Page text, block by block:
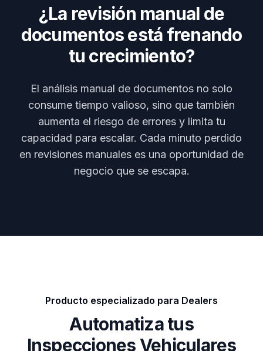
¿La revisión manual de
documentos está frenando
tu crecimiento?
El análisis manual de documentos no solo
consume tiempo valioso, sino que también
aumenta el riesgo de errores y limita tu
capacidad para escalar. Cada minuto perdido
en revisiones manuales es una oportunidad de
negocio que se escapa.
Producto especializado para Dealers
Automatiza tus
Inspecciones Vehiculares